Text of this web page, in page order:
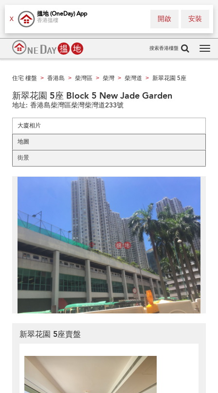
X
搵地 (OneDay) App
香港搵樓 安裝
開啟
搜索香港樓盤
住宅 樓盤 > 香港島 > 柴灣區 > 柴灣 > 柴灣道 > 新翠花園 5座
新翠花園 5座 Block 5 New Jade Garden
地址: 香港島柴灣區柴灣柴灣道233號
大廈相片
地圖
街景
新翠花園 5座賣盤